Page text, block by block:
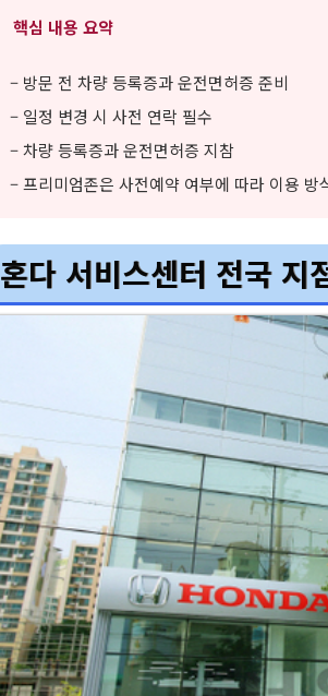
핵심 내용 요약
– 방문 전 차량 등록증과 운전면허증 준비
– 일정 변경 시 사전 연락 필수
– 차량 등록증과 운전면허증 지참
– 프리미엄존은 사전예약 여부에 따라 이용 방
혼다 서비스센터 전국 지